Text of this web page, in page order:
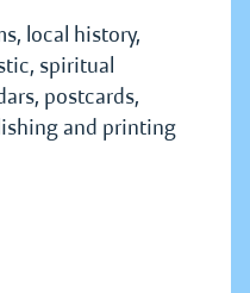
local history,
spiritual
postcards,
and printing